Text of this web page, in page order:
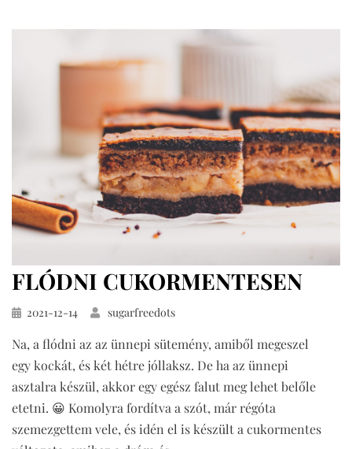
kiőrlésű
FLÓDNI CUKORMENTESEN
Közzétéve
2021-12-14 sugarfreedots
Na, a flódni az az ünnepi sütemény, amiből megeszel
egy kockát, és két hétre jóllaksz. De ha az ünnepi
asztalra készül, akkor egy egész falut meg lehet belőle
etetni. 😀 Komolyra fordítva a szót, már régóta
szemezgettem vele, és idén el is készült a cukormentes